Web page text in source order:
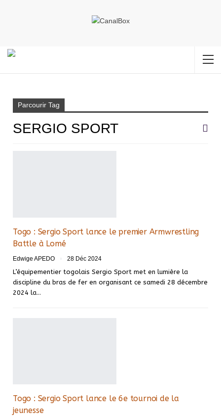
Parcourir Tag
SERGIO SPORT
Togo : Sergio Sport lance le premier Armwrestling
Battle à Lomé
Edwige APEDO 28 Déc 2024
L’équipementier togolais Sergio Sport met en lumière la
discipline du bras de fer en organisant ce samedi 28 décembre
2024 la…
Togo : Sergio Sport lance le 6e tournoi de la
jeunesse